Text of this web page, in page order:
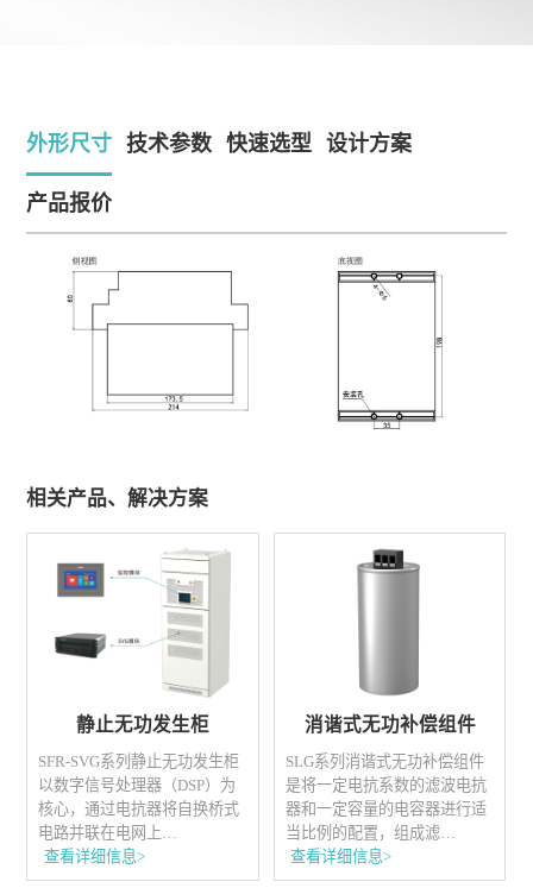
外形尺寸 技术参数 快速选型 设计方案
产品报价
相关产品、解决方案
静止无功发生柜
SFR-SVG系列静止无功发生柜
以数字信号处理器（DSP）为
核心，通过电抗器将自换桥式
电路并联在电网上…
查看详细信息>
消谐式无功补偿组件
SLG系列消谐式无功补偿组件
是将一定电抗系数的滤波电抗
器和一定容量的电容器进行适
当比例的配置，组成滤…
查看详细信息>